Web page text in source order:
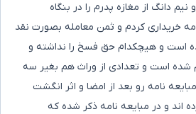
در سال ۹۱ یک و نیم دانگ از مغازه پدرم را در بنگاه
خریداری کردم و ثمن معامله بصورت نقد
است و هیچکدام حق فسخ را نداشته و
شده است و تعدادی از وراث هم بغیر سه
نامه رو بعد از امضا و اثر انگشت
اند و در مبایعه نامه ذکر شده که